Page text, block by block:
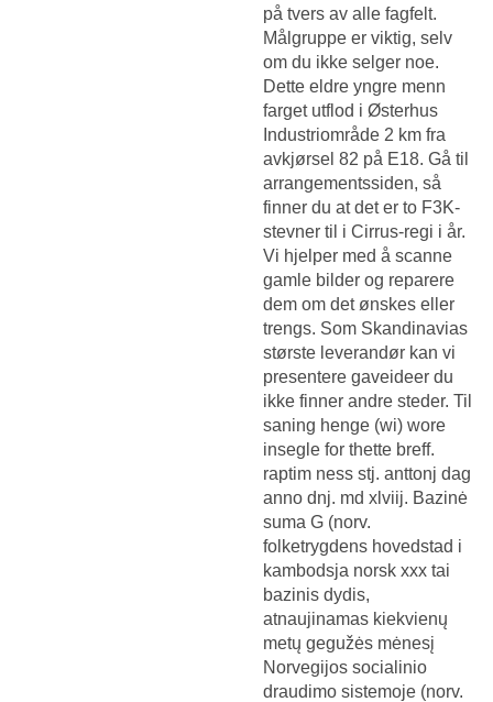
på tvers av alle fagfelt.
Målgruppe er viktig, selv
om du ikke selger noe.
Dette eldre yngre menn
farget utflod i Østerhus
Industriområde 2 km fra
avkjørsel 82 på E18. Gå til
arrangementssiden, så
finner du at det er to F3K-
stevner til i Cirrus-regi i år.
Vi hjelper med å scanne
gamle bilder og reparere
dem om det ønskes eller
trengs. Som Skandinavias
største leverandør kan vi
presentere gaveideer du
ikke finner andre steder. Til
saning henge (wi) wore
insegle for thette breff.
raptim ness stj. anttonj dag
anno dnj. md xlviij. Bazinė
suma G (norv.
folketrygdens hovedstad i
kambodsja norsk xxx tai
bazinis dydis,
atnaujinamas kiekvienų
metų gegužės mėnesį
Norvegijos socialinio
draudimo sistemoje (norv.